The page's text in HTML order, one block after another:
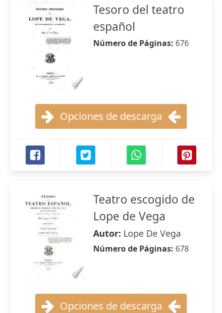
Tesoro del teatro
español
Número de Páginas: 676
Opciones de descarga
Teatro escogido de
Lope de Vega
Autor: Lope De Vega
Número de Páginas: 678
Opciones de descarga